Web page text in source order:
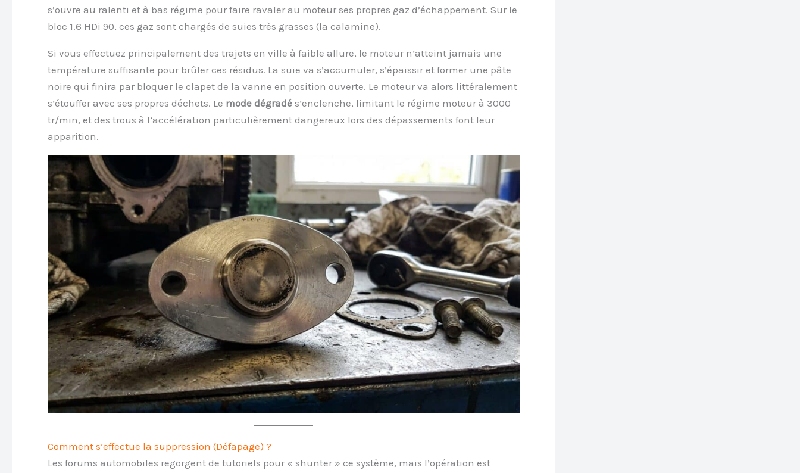
s’ouvre au ralenti et à bas régime pour faire ravaler au moteur ses propres gaz d’échappement. Sur le
bloc 1.6 HDi 90, ces gaz sont chargés de suies très grasses (la calamine).
Si vous effectuez principalement des trajets en ville à faible allure, le moteur n’atteint jamais une
température suffisante pour brûler ces résidus. La suie va s’accumuler, s’épaissir et former une pâte
noire qui finira par bloquer le clapet de la vanne en position ouverte. Le moteur va alors littéralement
s’étouffer avec ses propres déchets. Le mode dégradé s’enclenche, limitant le régime moteur à 3000
tr/min, et des trous à l’accélération particulièrement dangereux lors des dépassements font leur
apparition.
Comment s’effectue la suppression (Défapage) ?
Les forums automobiles regorgent de tutoriels pour « shunter » ce système, mais l’opération est